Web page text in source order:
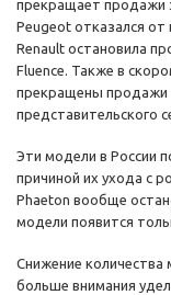
прекращает продажи
Peugeot отказался от
Renault остановила
Fluence. Также в
прекращены продажи
представительского
Эти модели в России
причиной их ухода с
Phaeton вообще
модели появится
Снижение
больше внимания